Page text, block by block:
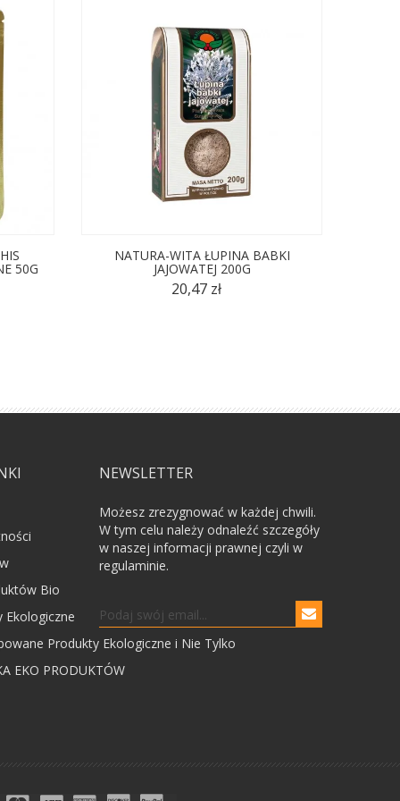
50G
NATURA-WITA ŁUPINA BABKI
JAJOWATEJ 200G
20,47 zł
Bio
Ekologiczne
Produkty Ekologiczne i Nie Tylko
EKO PRODUKTÓW
NEWSLETTER
Możesz zrezygnować w każdej chwili.
W tym celu należy odnaleźć szczegóły
w naszej informacji prawnej czyli w
regulaminie.